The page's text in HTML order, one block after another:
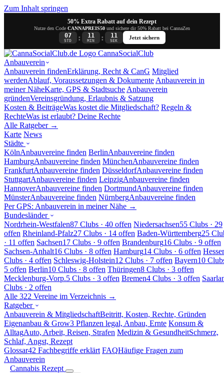
Zum Inhalt springen
50% Extra Rabatt auf dein Rezept
Nutze den Code CANNAPREIS50 und sichere dir 50% Rabatt bei CannaZen
07
STD : 11
MIN : 10
SEK
Jetzt sichern
CannaSocialClub
Anbauverein
Anbauverein findenErklärung, Recht & CanG Mitglied
werdenAblauf, Voraussetzungen & Dokumente Anbauverein in
meiner NäheKarte, GPS & Stadtsuche Anbauverein
gründenVereinsgründung, Erlaubnis & Satzung
Kosten & BeiträgeWas kostet die Mitgliedschaft? Regeln &
RechteWas ist erlaubt? Deine Rechte
Alle Ratgeber →
Karte News
Städte
KölnAnbauvereine finden BerlinAnbauvereine finden
HamburgAnbauvereine finden MünchenAnbauvereine finden
FrankfurtAnbauvereine finden DüsseldorfAnbauvereine finden
StuttgartAnbauvereine finden LeipzigAnbauvereine finden
HannoverAnbauvereine finden DortmundAnbauvereine finden
MünsterAnbauvereine finden NürnbergAnbauvereine finden
Per GPS: Anbauverein in meiner Nähe →
Bundesländer
Nordrhein-Westfalen87 Clubs · 40 offen Niedersachsen55 Clubs · 29
offen Rheinland-Pfalz27 Clubs · 14 offen Baden-Württemberg25
· 11 offen Sachsen17 Clubs · 9 offen Brandenburg16 Clubs · 9 offen
Sachsen-Anhalt16 Clubs · 8 offen Hamburg14 Clubs · 6 offen
Clubs · 4 offen Schleswig-Holstein12 Clubs · 7 offen Bayern10
5 offen Berlin10 Clubs · 8 offen Thüringen8 Clubs · 3 offen
Mecklenburg-Vorp.5 Clubs · 3 offen Bremen4 Clubs · 3 offen
Clubs · 2 offen
Alle 322 Vereine im Verzeichnis →
Ratgeber
Anbauverein & MitgliedschaftBeitritt, Kosten, Rechte, Gründen
Eigenanbau & Grow3 Pflanzen legal, Anbau, Ernte Konsum &
AlltagAuto, Arbeit, Reisen, Strafen Medizin & GesundheitSchmerz,
Schlaf, Angst, Rezept
Glossar42 Fachbegriffe erklärt FAQHäufige Fragen zum
Anbauverein
Cannabis Rezept